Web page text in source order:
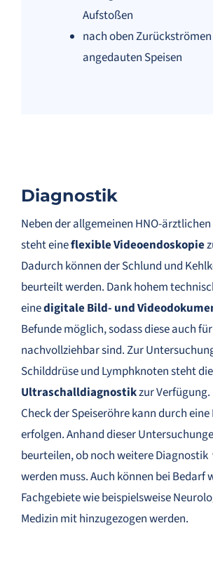
Aufstoßen
nach oben
angedauten Speisen
Diagnostik
Neben der allgemeinen HNO-
steht eineflexible Videoendoskopie
Dadurch können der Schlund und
beurteilt werden. Dank hohem
einedigitale Bild- und
Befunde möglich, sodass diese auch
nachvollziehbar sind. Zur
Schilddrüse und Lymphknoten steht die
Ultraschalldiagnostikzur
Check der Speiseröhre kann durch
erfolgen. Anhand dieser
beurteilen, ob noch weitere
werden muss. Auch können bei Bedarf
Fachgebiete wie beispielsweise
Medizin mit hinzugezogen werden.